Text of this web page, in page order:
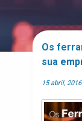
Os
sua
15 abril, 2016